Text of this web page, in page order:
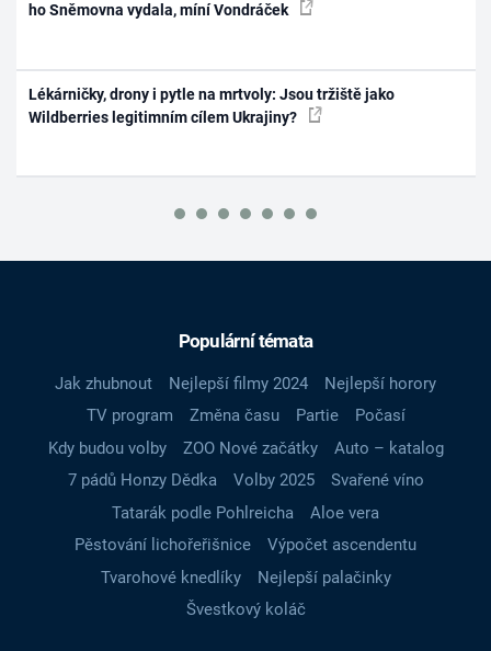
ho Sněmovna vydala, míní Vondráček
Lékárničky, drony i pytle na mrtvoly: Jsou tržiště jako
Wildberries legitimním cílem Ukrajiny?
Populární témata
Jak zhubnout Nejlepší filmy 2024
Nejlepší horory
TV program
Změna času Partie
Počasí
Kdy budou volby
ZOO Nové začátky
Auto – katalog
7 pádů Honzy Dědka
Volby 2025
Svařené víno
Tatarák podle Pohlreicha
Aloe vera
Pěstování lichořeřišnice
Výpočet ascendentu
Tvarohové knedlíky
Nejlepší palačinky
Švestkový koláč